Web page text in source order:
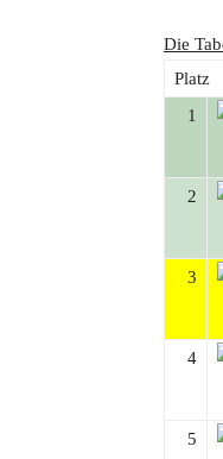
Die
Platz
1
2
3
4
5